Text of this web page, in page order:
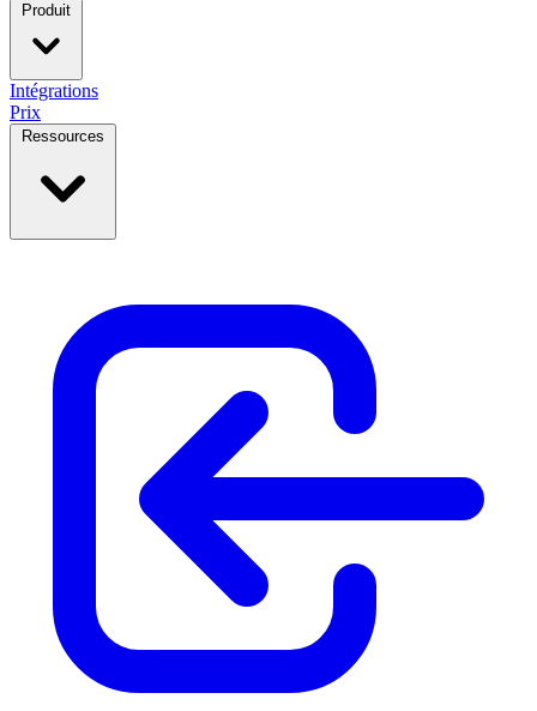
Produit
Intégrations
Prix
Ressources